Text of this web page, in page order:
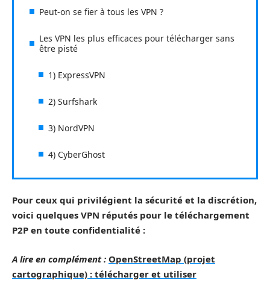
Peut-on se fier à tous les VPN ?
Les VPN les plus efficaces pour télécharger sans
être pisté
1) ExpressVPN
2) Surfshark
3) NordVPN
4) CyberGhost
Pour ceux qui privilégient la sécurité et la discrétion,
voici quelques VPN réputés pour le téléchargement
P2P en toute confidentialité :
A lire en complément : OpenStreetMap (projet
cartographique) : télécharger et utiliser